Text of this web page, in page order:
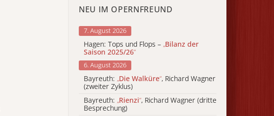
NEU IM OPERNFREUND
7. August 2026
Hagen: Tops und Flops – „Bilanz der
Saison 2025/26“
6. August 2026
Bayreuth: „Die Walküre“, Richard Wagner
(zweiter Zyklus)
Bayreuth: „Rienzi“, Richard Wagner (dritte
Besprechung)